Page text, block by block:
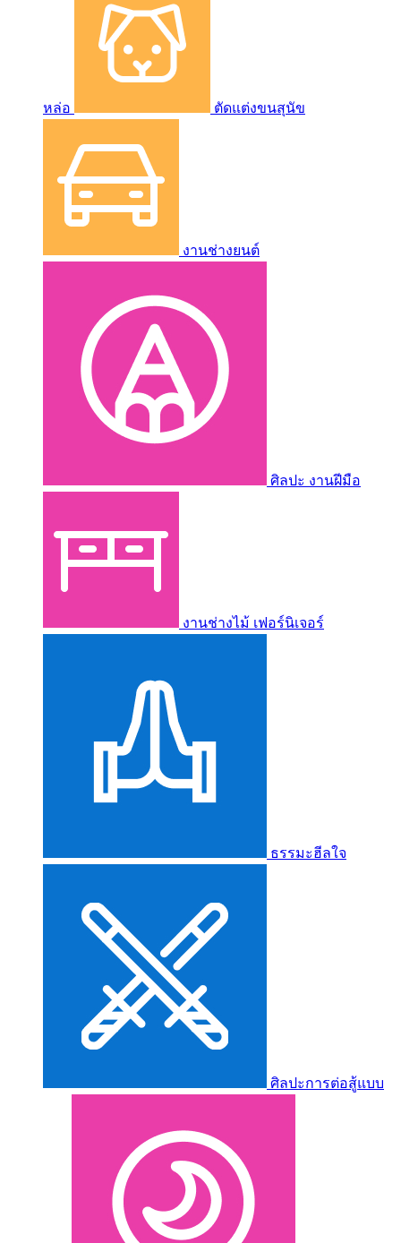
หล่อ ตัดแต่งขนสุนัข
งานช่างยนต์
ศิลปะ งานฝีมือ
งานช่างไม้ เฟอร์นิเจอร์
ธรรมะฮีลใจ
ศิลปะการต่อสู้แบบ